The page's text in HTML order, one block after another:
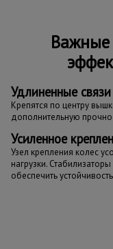
Важные
Удлиненные связи
Крепятся по центру
дополнительную
Усиленное
Узел крепления колес
нагрузки.
обеспечить